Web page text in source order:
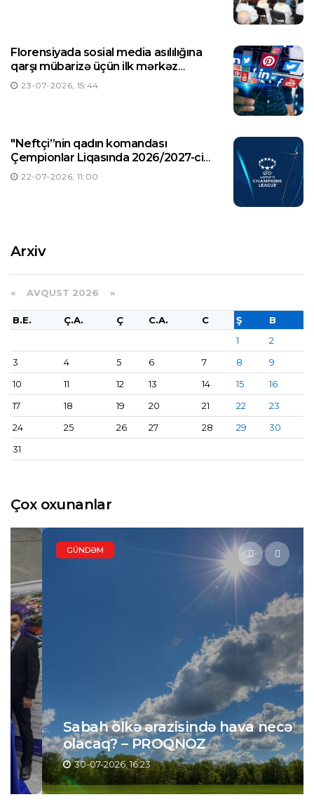
Florensiyada sosial media asılılığına
qarşı mübarizə üçün ilk mərkəz
yaradılıb
23-07-2026, 15:44
"Neftçi”nin qadın komandası
Çempionlar Liqasında 2026/2027-ci
illər mövsümündə ilk oyununa çıxacaq
22-07-2026, 11:00
Arxiv
« AVQUST 2026 »
B.E. Ç.A. Ç C.A. C Ş
B
1
2
3
4 5 6 7 8
9
10
11 12 13 14 15
16
17
18 19 20 21 22
23
24
25 26 27 28 29
30
31
Çox oxunanlar
GÜNDƏM
Sabah ölkə ərazisində hava necə
olacaq? – PROQNOZ
30-07-2026, 16:23